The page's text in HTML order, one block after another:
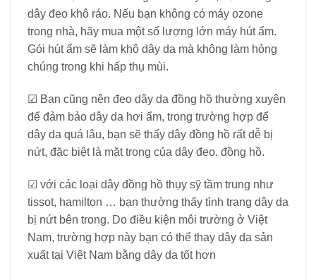
dây đeo khô ráo. Nếu bạn không có máy ozone
trong nhà, hãy mua một số lượng lớn máy hút ẩm.
Gói hút ẩm sẽ làm khô dây da mà không làm hỏng
chúng trong khi hấp thụ mùi.
☑ Bạn cũng nên đeo dây da đồng hồ thường xuyên
để đảm bảo dây da hơi ẩm, trong trường hợp để
dây da quá lâu, bạn sẽ thấy dây đồng hồ rất dễ bị
nứt, đặc biệt là mặt trong của dây đeo. đồng hồ.
☑ với các loại dây đồng hồ thụy sỹ tầm trung như
tissot, hamilton … bạn thường thấy tình trạng dây da
bị nứt bên trong. Do điều kiện môi trường ở Việt
Nam, trường hợp này bạn có thể thay dây da sản
xuất tại Việt Nam bằng dây da tốt hơn